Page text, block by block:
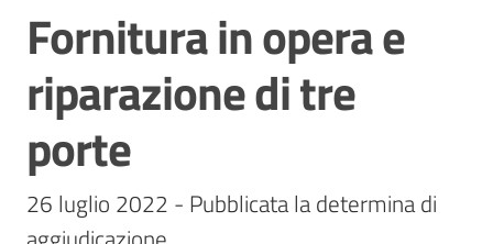
Stazioni
appaltanti
Contatti
Salta al contenuto
Fornitura in opera e
riparazione di tre
porte
26 luglio 2022 - Pubblicata la determina di